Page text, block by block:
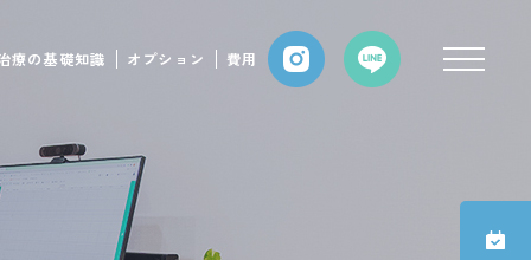
療の基礎知識 オプション 費用